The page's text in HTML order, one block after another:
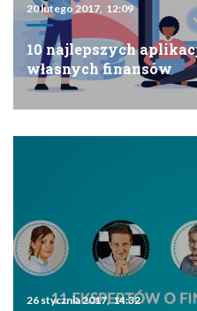
20 lutego 2017, 12:09
10 najlepszych
własnych finansów
26 stycznia 2017, 14:32